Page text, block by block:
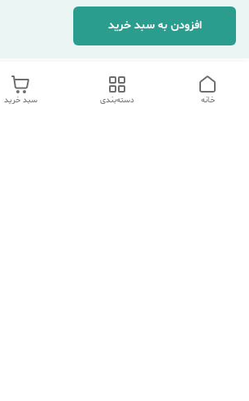
افزودن به سبد خرید
سبد خرید دسته‌بندی خانه